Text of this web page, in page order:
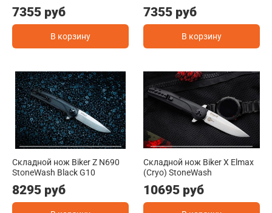
7355 руб
В корзину
7355 руб
В корзину
Складной нож Biker Z N690
StoneWash Black G10
8295 руб
Складной нож Biker X Elmax
(Cryo) StoneWash
10695 руб